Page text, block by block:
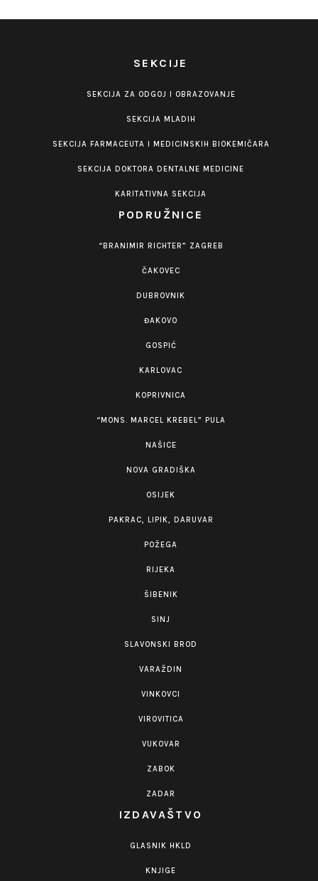
SEKCIJE
SEKCIJA ZA ODGOJ I OBRAZOVANJE
SEKCIJA MLADIH
SEKCIJA FARMACEUTA I MEDICINSKIH BIOKEMIČARA
SEKCIJA DOKTORA DENTALNE MEDICINE
KARITATIVNA SEKCIJA
PODRUŽNICE
“BRANIMIR RICHTER” ZAGREB
ČAKOVEC
DUBROVNIK
ĐAKOVO
GOSPIĆ
KARLOVAC
KOPRIVNICA
“MONS. MARCEL KREBEL” PULA
NAŠICE
NOVA GRADIŠKA
OSIJEK
PAKRAC, LIPIK, DARUVAR
POŽEGA
RIJEKA
ŠIBENIK
SINJ
SLAVONSKI BROD
VARAŽDIN
VINKOVCI
VIROVITICA
VUKOVAR
ZABOK
ZADAR
IZDAVAŠTVO
GLASNIK HKLD
KNJIGE